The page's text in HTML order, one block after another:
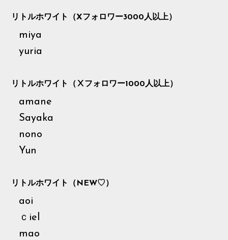
リトルホワイト（Xフォロワー3000人以上）
miya
yuria
リトルホワイト（Ⅹフォロワー1000人以上）
amane
Sayaka
nono
Yun
リトルホワイト（NEW♡）
aoi
ｃiel
mao